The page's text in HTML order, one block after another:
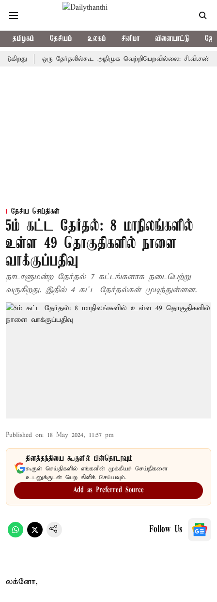
தமிழகம் தேசியம் உலகம் சினிமா விளையாட்டு
ஒரு தேர்தலில்கூட அதிமுக வெற்றிபெறவில்லை: சி.வி.சண்முகம்
தேசிய செய்திகள்
5ம் கட்ட தேர்தல்: 8 மாநிலங்களில்
உள்ள 49 தொகுதிகளில் நாளை
வாக்குப்பதிவு
நாடாளுமன்ற தேர்தல் 7 கட்டங்களாக நடைபெற்று
வருகிறது. இதில் 4 கட்ட தேர்தல்கள் முடிந்துள்ளன.
Published on: 18 May 2024, 11:57 pm
தினத்தந்தியை கூகுளில் பின்தொடரவும்
கூகுள் செய்திகளில் எங்களின் முக்கியச் செய்திகளை
உடனுக்குடன் பெற கிளிக் செய்யவும்.
Add as Preferred Source
Follow Us
லக்னோ,